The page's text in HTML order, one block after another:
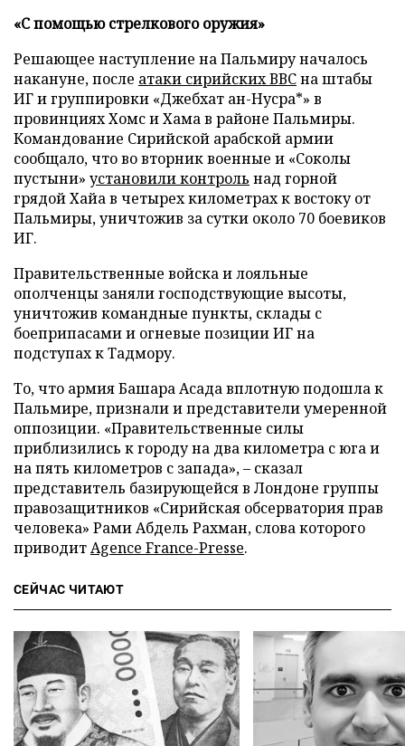
«С помощью стрелкового оружия»
Решающее наступление на Пальмиру началось
накануне, после атаки сирийских ВВСна штабы
ИГ и группировки «Джебхат ан-Нусра*» в
провинциях Хомс и Хама в районе Пальмиры.
Командование Сирийской арабской армии
сообщало, что во вторник военные и «Соколы
пустыни» установили контроль над горной
грядой Хайа в четырех километрах к востоку от
Пальмиры, уничтожив за сутки около 70 боевиков
ИГ.
Правительственные войска и лояльные
ополченцы заняли господствующие высоты,
уничтожив командные пункты, склады с
боеприпасами и огневые позиции ИГ на
подступах к Тадмору.
То, что армия Башара Асада вплотную подошла к
Пальмире, признали и представители умеренной
оппозиции. «Правительственные силы
приблизились к городу на два километра с юга и
на пять километров с запада», – сказал
представитель базирующейся в Лондоне группы
правозащитников «Сирийская обсерватория прав
человека» Рами Абдель Рахман, слова которого
приводитAgence France-Presse.
СЕЙЧАС ЧИТАЮТ